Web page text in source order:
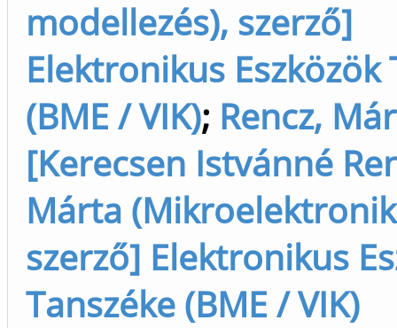
modellezés), szerző]
Elektronikus Eszközök
(BME / VIK); Rencz,
[Kerecsen Istvánné
Márta
szerző] Elektronikus
Tanszéke (BME / VIK)